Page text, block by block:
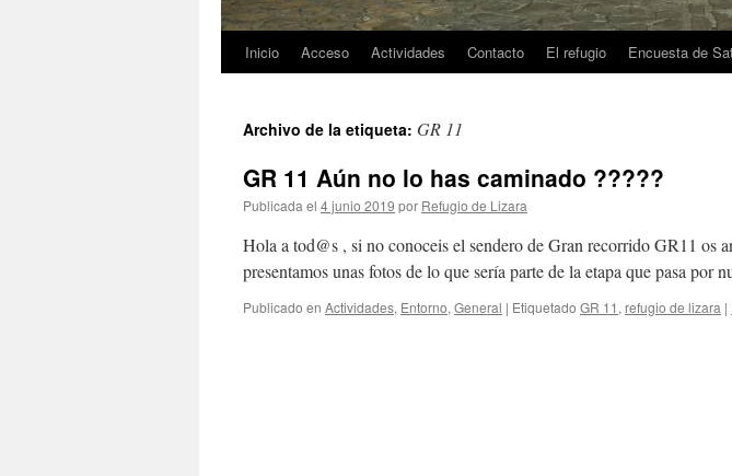
Inicio Acceso Actividades Contacto El refugio Encuesta de
Archivo de la etiqueta: GR 11
GR 11 Aún no lo has caminado ?????
Publicada el 4 junio 2019 por Refugio de Lizara
Hola a tod@s , si no conoceis el sendero de Gran recorrido GR11 os
presentamos unas fotos de lo que sería parte de la etapa que pasa por
Publicado en Actividades, Entorno, General | Etiquetado GR 11 , refugio de lizara |